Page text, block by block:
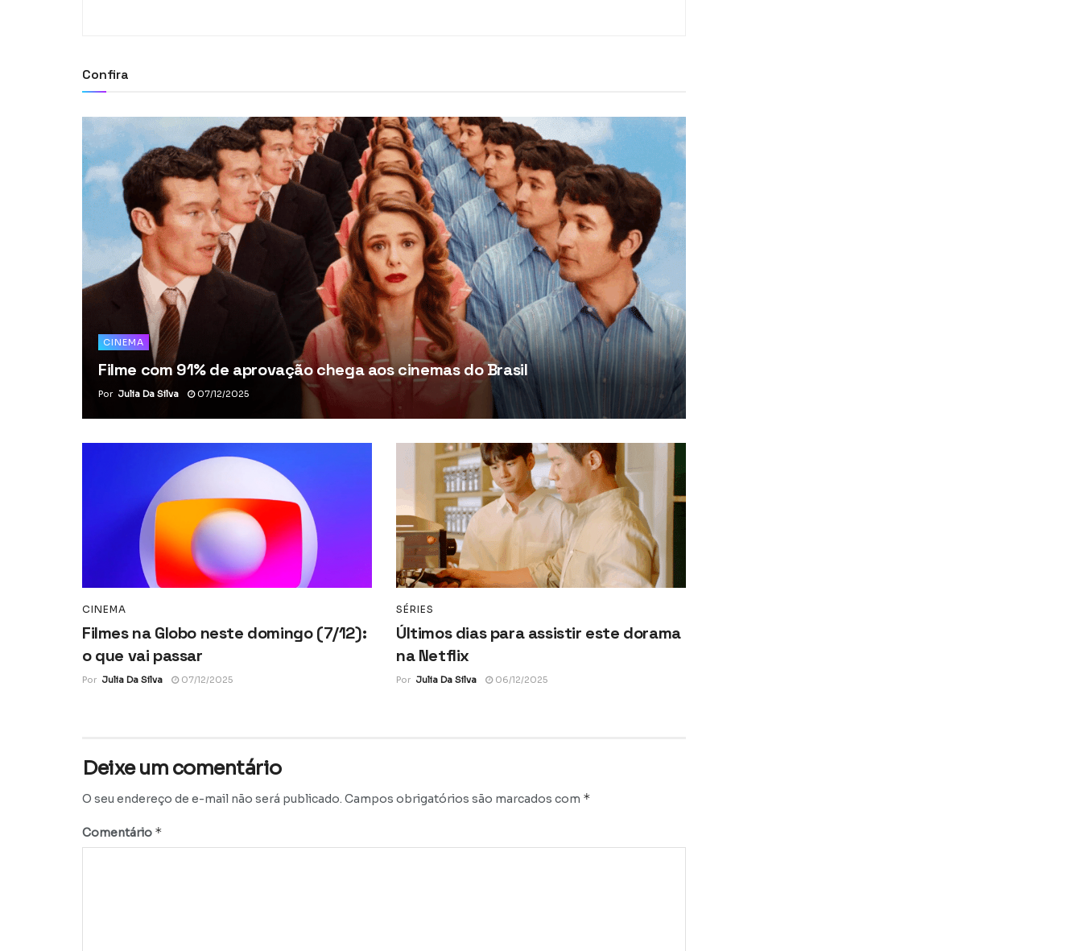
Confira
CINEMA
Filme com 91% de aprovação chega aos cinemas do Brasil
Por Julia Da Silva 07/12/2025
CINEMA
Filmes na Globo neste domingo (7/12):
o que vai passar
Por Julia Da Silva 07/12/2025
SÉRIES
Últimos dias para assistir este dorama
na Netflix
Por Julia Da Silva 06/12/2025
Deixe um comentário
O seu endereço de e-mail não será publicado. Campos obrigatórios são marcados com *
Comentário *